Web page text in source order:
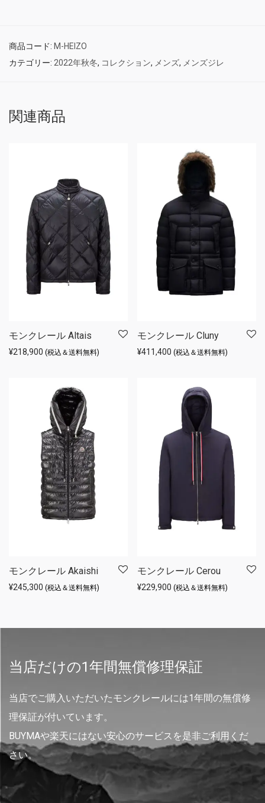
商品コード: M-HEIZO
カテゴリー: 2022年秋冬, コレクション, メンズ, メンズジレ
関連商品
モンクレール Altais
¥218,900 (税込＆送料無料)
モンクレール Cluny
¥411,400 (税込＆送料無料)
モンクレール Akaishi
¥245,300 (税込＆送料無料)
モンクレール Cerou
¥229,900 (税込＆送料無料)
当店だけの1年間無償修理保証
当店でご購入いただいたモンクレールには1年間の無償修
理保証が付いています。
BUYMAや楽天にはない安心のサービスを是非ご利用くだ
さい。